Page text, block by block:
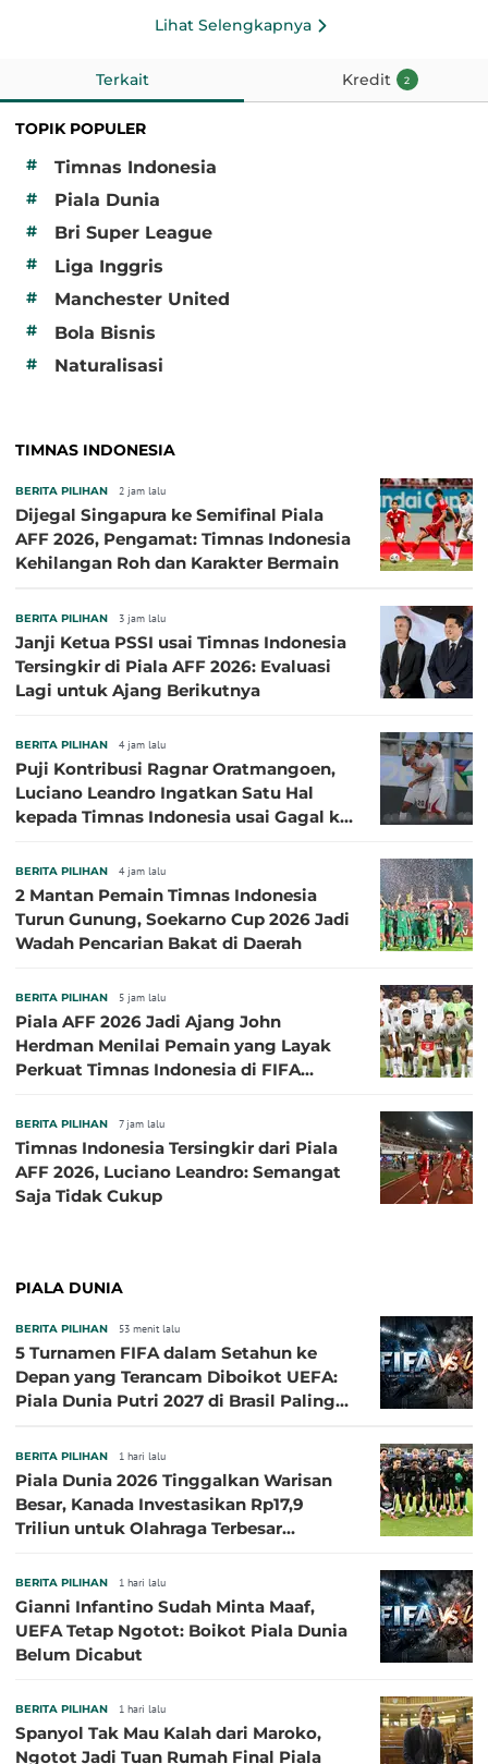
Lihat Selengkapnya
Terkait Kredit 2
TOPIK POPULER
#
Timnas Indonesia
# Piala Dunia
# Bri Super League
# Liga Inggris
# Manchester United
# Bola Bisnis
# Naturalisasi
TIMNAS INDONESIA
BERITA PILIHAN 2 jam lalu
Dijegal Singapura ke Semifinal Piala
AFF 2026, Pengamat: Timnas Indonesia
Kehilangan Roh dan Karakter Bermain
BERITA PILIHAN 3 jam lalu
Janji Ketua PSSI usai Timnas Indonesia
Tersingkir di Piala AFF 2026: Evaluasi
Lagi untuk Ajang Berikutnya
BERITA PILIHAN 4 jam lalu
Puji Kontribusi Ragnar Oratmangoen,
Luciano Leandro Ingatkan Satu Hal
kepada Timnas Indonesia usai Gagal ke
BERITA PILIHAN 4 jam lalu
2 Mantan Pemain Timnas Indonesia
Turun Gunung, Soekarno Cup 2026 Jadi
Wadah Pencarian Bakat di Daerah
BERITA PILIHAN 5 jam lalu
Piala AFF 2026 Jadi Ajang John
Herdman Menilai Pemain yang Layak
Perkuat Timnas Indonesia di FIFA
BERITA PILIHAN 7 jam lalu
Timnas Indonesia Tersingkir dari Piala
AFF 2026, Luciano Leandro: Semangat
Saja Tidak Cukup
PIALA DUNIA
BERITA PILIHAN 53 menit lalu
5 Turnamen FIFA dalam Setahun ke
Depan yang Terancam Diboikot UEFA:
Piala Dunia Putri 2027 di Brasil Paling
BERITA PILIHAN 1 hari lalu
Piala Dunia 2026 Tinggalkan Warisan
Besar, Kanada Investasikan Rp17,9
Triliun untuk Olahraga Terbesar
BERITA PILIHAN 1 hari lalu
Gianni Infantino Sudah Minta Maaf,
UEFA Tetap Ngotot: Boikot Piala Dunia
Belum Dicabut
BERITA PILIHAN 1 hari lalu
Spanyol Tak Mau Kalah dari Maroko,
Ngotot Jadi Tuan Rumah Final Piala